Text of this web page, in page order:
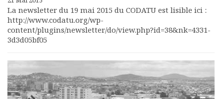
La newsletter du 19 mai 2015 du CODATU est lisible ici :
http://www.codatu.org/wp-
content/plugins/newsletter/do/view.php?id=38&nk=4331-
3d3d05bf05